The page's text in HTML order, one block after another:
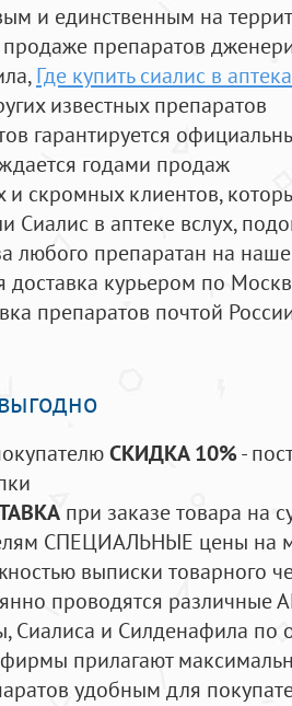
и единственным на
продаже препаратов
, Где купить сиалис в
известных препаратов
гарантируется
годами продаж
и скромных клиентов,
Сиалис в аптеке вслух,
любого препаратан на
доставка курьером по
препаратов почтой
СКИДКА 10%-
при заказе товара на
СПЕЦИАЛЬНЫЕ цены на
выписки товарного
проводятся
Сиалиса и Силденафила по
прилагают
удобным для